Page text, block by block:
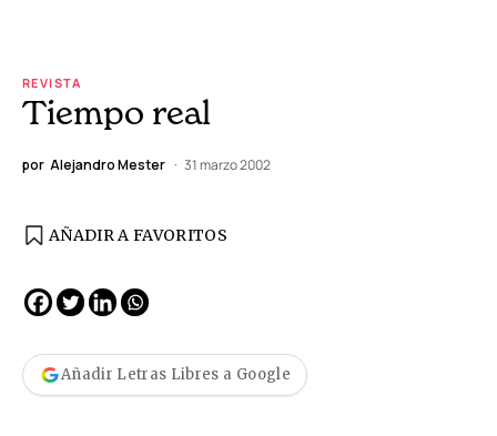
REVISTA
Tiempo real
por Alejandro Mester 31 marzo 2002
AÑADIR A FAVORITOS
Añadir Letras Libres a Google